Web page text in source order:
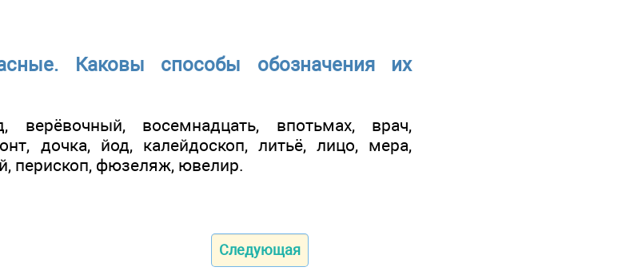
Каковы способы обозначения их
верёвочный, восемнадцать, впотьмах, врач,
дочка, йод, калейдоскоп, литьё, лицо, мера,
перископ, фюзеляж, ювелир.
Следующая